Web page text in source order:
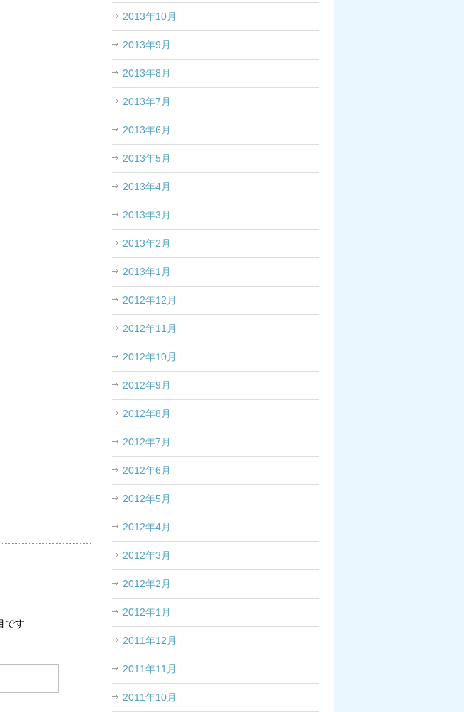
です
2013年10月
2013年9月
2013年8月
2013年7月
2013年6月
2013年5月
2013年4月
2013年3月
2013年2月
2013年1月
2012年12月
2012年11月
2012年10月
2012年9月
2012年8月
2012年7月
2012年6月
2012年5月
2012年4月
2012年3月
2012年2月
2012年1月
2011年12月
2011年11月
2011年10月